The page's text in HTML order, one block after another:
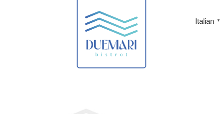
Italian ▼